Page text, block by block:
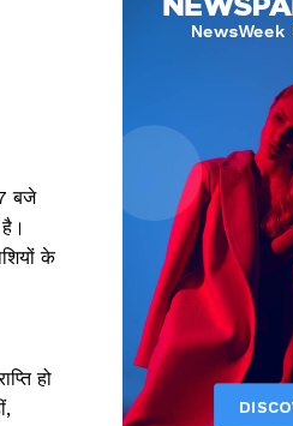
बजे
के
हो